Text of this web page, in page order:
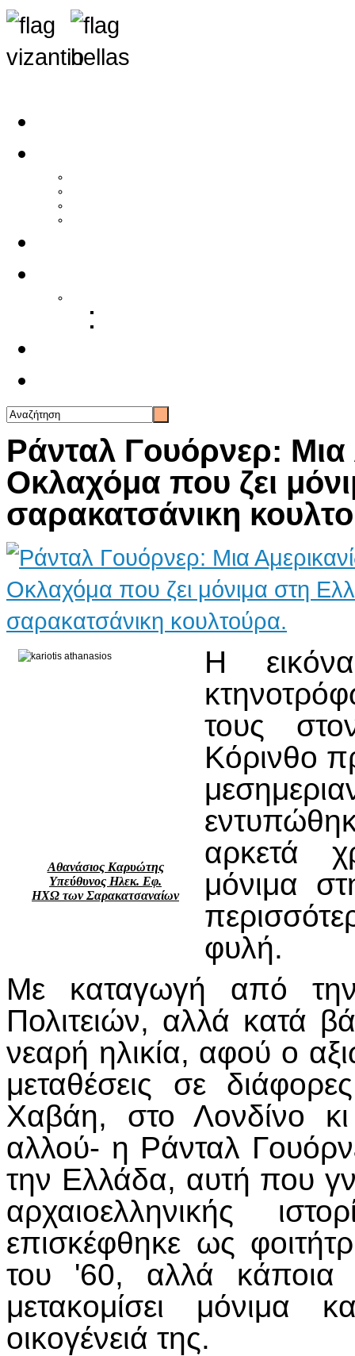
Ράνταλ Γουόρνερ: Μια
Οκλαχόμα που ζει
σαρακατσάνικη
Αθανάσιος Καρυώτης
Υπεύθυνος Ηλεκ. Εφ.
ΗΧΩ των Σαρακατσαναίων
Η
τους
Κόρινθο
αρκετά
μόνιμα
φυλή.
Με καταγωγή από
Πολιτειών, αλλά κατά
νεαρή ηλικία, αφού ο
μεταθέσεις σε
Χαβάη, στο Λονδίνο
αλλού- η Ράνταλ
την Ελλάδα, αυτή που
αρχαιοελληνικής
επισκέφθηκε ως
του '60, αλλά κάποια
μετακομίσει
οικογένειά της.